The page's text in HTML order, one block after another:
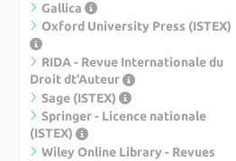
Gallica
Oxford University Press (ISTEX)
RIDA - Revue Internationale du
Droit dt'Auteur
Sage (ISTEX)
Springer - Licence nationale
(ISTEX)
Wiley Online Library - Revues